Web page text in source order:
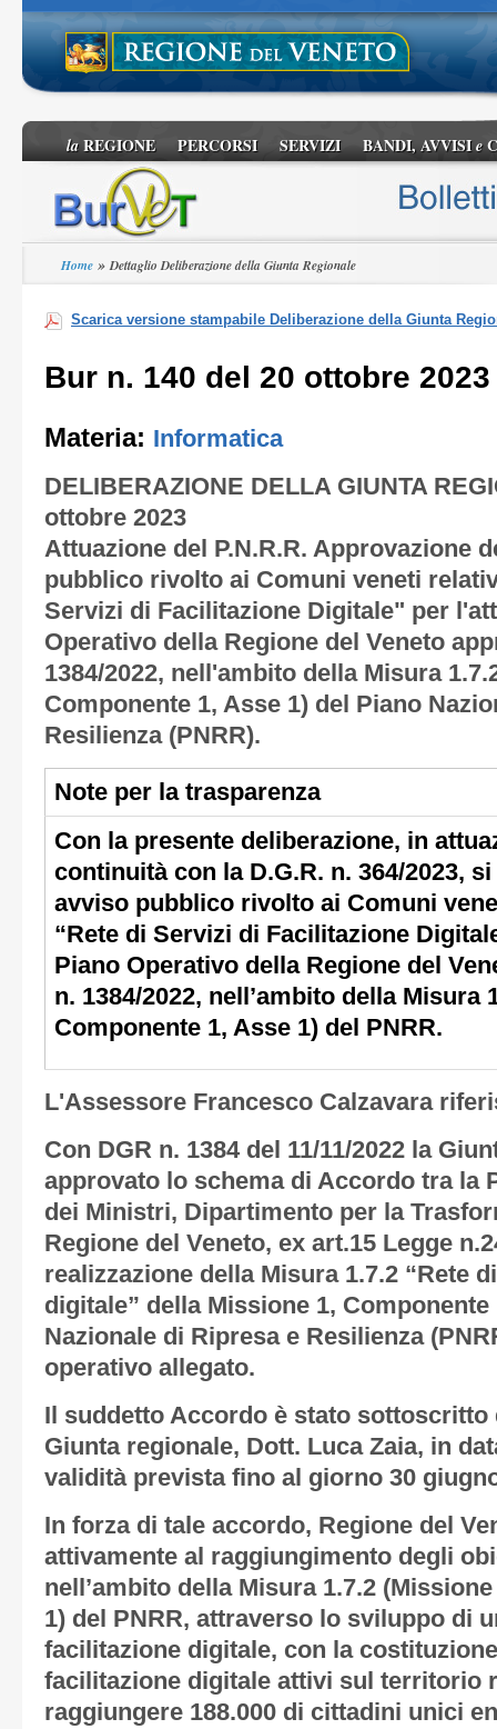
laREGIONE PERCORSI SERVIZI BANDI, AVVISIe
Home »Dettaglio Deliberazione della Giunta Regionale
Scarica versione stampabile Deliberazione della Giunta
Bur n. 140 del 20 ottobre 2023
Materia: Informatica
DELIBERAZIONE DELLA GIUNTA
ottobre 2023
Attuazione del P.N.R.R. Approvazione
pubblico rivolto ai Comuni veneti
Servizi di Facilitazione Digitale" per
Operativo della Regione del Veneto
1384/2022, nell'ambito della Misura
Componente 1, Asse 1) del Piano
Resilienza (PNRR).
Note per la trasparenza
Con la presente deliberazione, in
continuità con la D.G.R. n. 364/2023,
avviso pubblico rivolto ai Comuni
“Rete di Servizi di Facilitazione
Piano Operativo della Regione del
n. 1384/2022, nell’ambito della Misura
Componente 1, Asse 1) del PNRR.
L'Assessore Francesco Calzavara
Con DGR n. 1384 del 11/11/2022 la
approvato lo schema di Accordo tra la
dei Ministri, Dipartimento per la
Regione del Veneto, ex art.15 Legge
realizzazione della Misura 1.7.2 “Rete
digitale” della Missione 1, Componente
Nazionale di Ripresa e Resilienza
operativo allegato.
Il suddetto Accordo è stato sottoscritto
Giunta regionale, Dott. Luca Zaia, in
validità prevista fino al giorno 30
In forza di tale accordo, Regione del
attivamente al raggiungimento degli
nell’ambito della Misura 1.7.2
1) del PNRR, attraverso lo sviluppo di
facilitazione digitale, con la
facilitazione digitale attivi sul territorio
raggiungere 188.000 di cittadini unici